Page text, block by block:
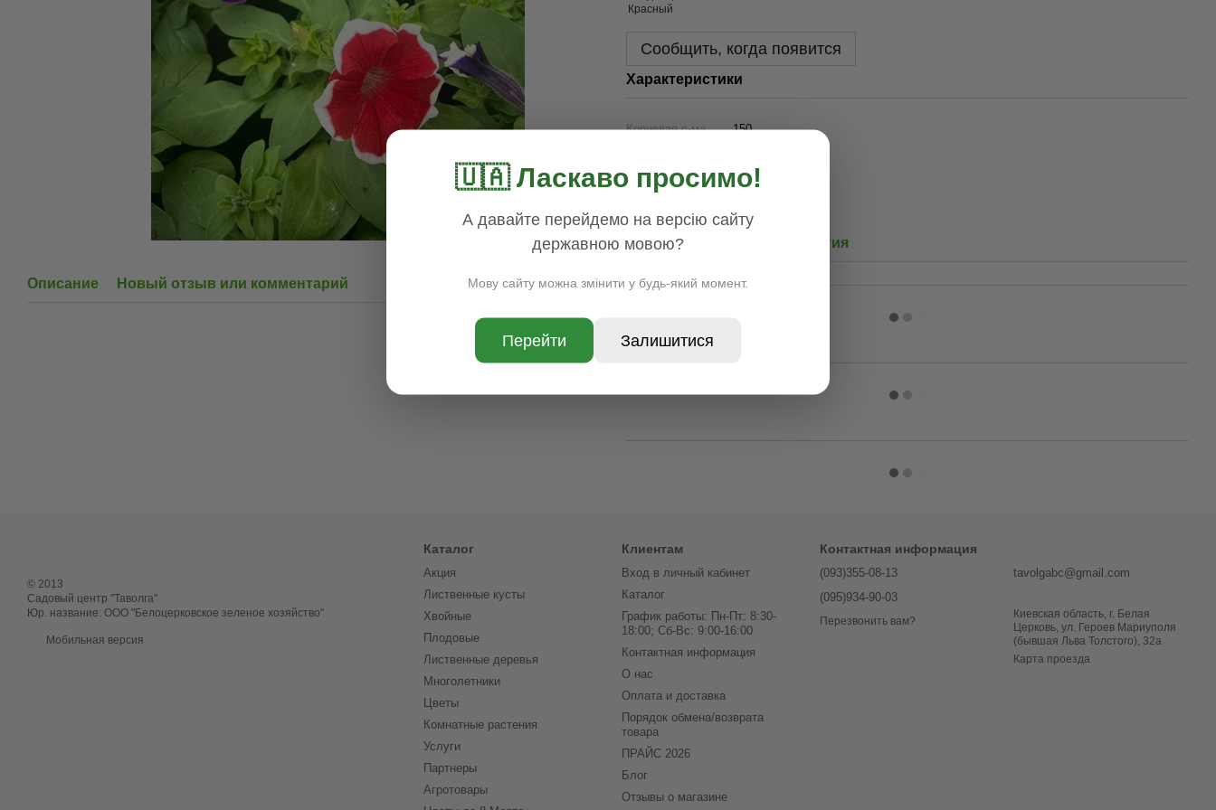
Описание Новый отзыв или комментарий
Сообщить, когда появится
Характеристики
Корневая с-ма
150
Цена
25.00
Раздел
Цветы
Доставка Гарантия
© 2013
Садовый центр "Таволга"
Юр. название: ООО "Белоцерковское зеленое хозяйство"
Мобильная версия
Каталог
Акция
Лиственные кусты
Хвойные
Плодовые
Лиственные деревья
Многолетники
Цветы
Комнатные растения
Услуги
Партнеры
Агротовары
Клиентам
Вход в личный кабинет
Каталог
График работы: Пн-Пт: 8:30-
18:00; Сб-Вс: 9:00-16:00
Контактная информация
О нас
Оплата и доставка
Порядок обмена/возврата
товара
ПРАЙС 2026
Блог
Отзывы о магазине
Контактная информация
(093)355-08-13
(095)934-90-03
Перезвонить вам?
tavolgabc@gmail.com
Киевская область, г. Белая
Церковь, ул. Героев Мариуполя
(бывшая Льва Толстого), 32a
Карта проезда
🇺🇦 Ласкаво просимо!
А давайте перейдемо на версію сайту
державною мовою?
Мову сайту можна змінити у будь-який момент.
Перейти Залишитися